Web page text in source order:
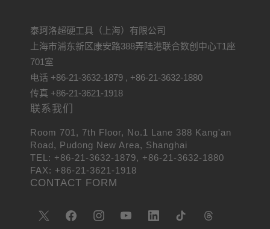
泰珂洛超硬工具（上海）有限公司
上海市浦东新区康安路388弄陆港联合数创中心T1座
701室
电话 +86-21-3632-1879 , +86-21-3632-1880
传真 +86-21-3621-1918
联系我们
Room 701, 7th Floor, No.1 Lane 388 Kang'an
Road, Pudong New Area, Shanghai
TEL: +86-21-3632-1879, +86-21-3632-1880
FAX: +86-21-3621-1918
CONTACT FORM